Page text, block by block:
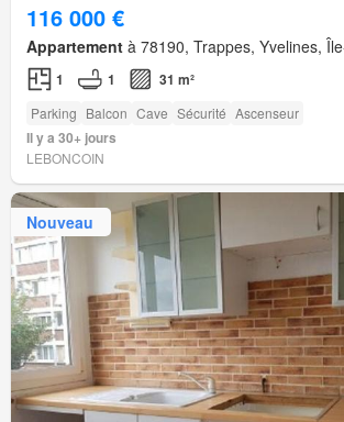
116 000 €
Appartement à 78190, Trappes, Yvelines,
1 1 31 m²
Parking Balcon Cave Sécurité Ascenseur
Il y a 30+ jours
LEBONCOIN
Nouveau